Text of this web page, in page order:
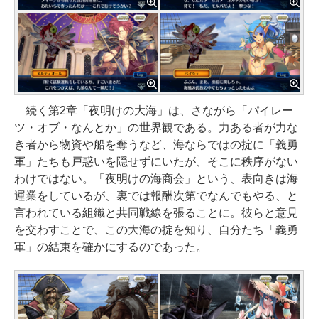
続く第2章「夜明けの大海」は、さながら「パイレー
ツ・オブ・なんとか」の世界観である。力ある者が力な
き者から物資や船を奪うなど、海ならではの掟に「義勇
軍」たちも戸惑いを隠せずにいたが、そこに秩序がない
わけではない。「夜明けの海商会」という、表向きは海
運業をしているが、裏では報酬次第でなんでもやる、と
言われている組織と共同戦線を張ることに。彼らと意見
を交わすことで、この大海の掟を知り、自分たち「義勇
軍」の結束を確かにするのであった。